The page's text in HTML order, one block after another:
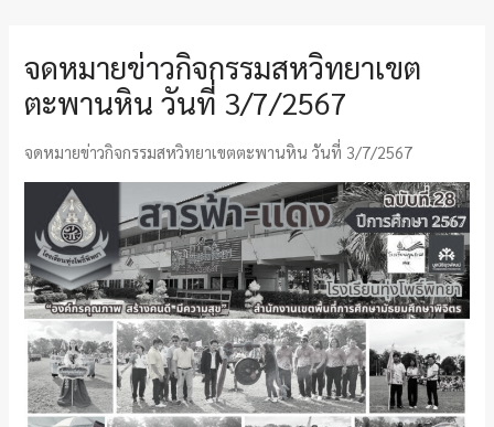
จดหมายข่าวกิจกรรมสหวิทยาเขต
ตะพานหิน วันที่ 3/7/2567
จดหมายข่าวกิจกรรมสหวิทยาเขตตะพานหิน วันที่ 3/7/2567